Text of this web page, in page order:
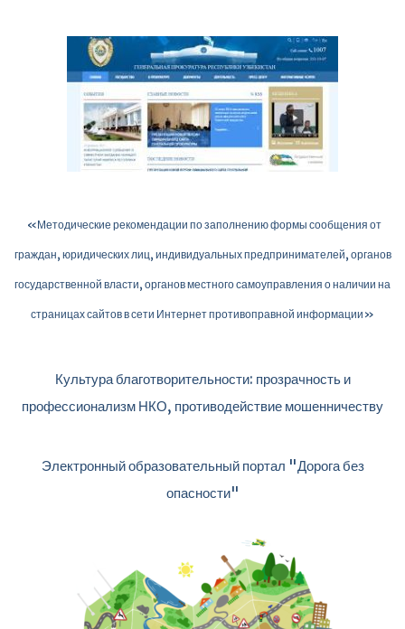
«Методические рекомендации по заполнению формы сообщения от
граждан, юридических лиц, индивидуальных предпринимателей, органов
государственной власти, органов местного самоуправления о наличии на
страницах сайтов в сети Интернет противоправной информации»
Культура благотворительности: прозрачность и
профессионализм НКО, противодействие мошенничеству
Электронный образовательный портал "Дорога без
опасности"